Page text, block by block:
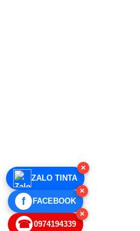
×
ZALO TINTA
×
f FACEBOOK
×
☎ 0974194339